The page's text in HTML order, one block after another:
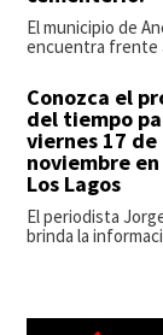
El municipio de
encuentra frente
Conozca el
del tiempo
viernes 17 de
noviembre en
Los Lagos
El periodista
brinda la